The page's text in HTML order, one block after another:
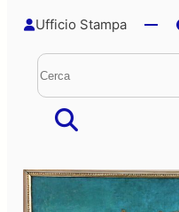
Ufficio Stampa